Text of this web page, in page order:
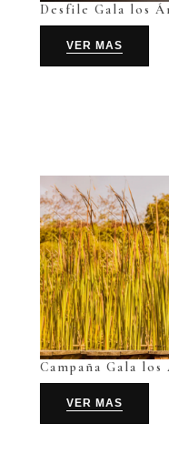
Desfile Gala los
VER MAS
Campaña Gala los
VER MAS